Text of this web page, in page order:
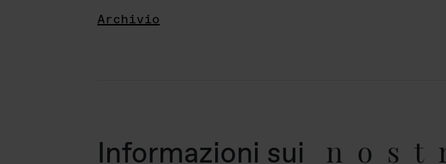
Archivio
Informazioni sui